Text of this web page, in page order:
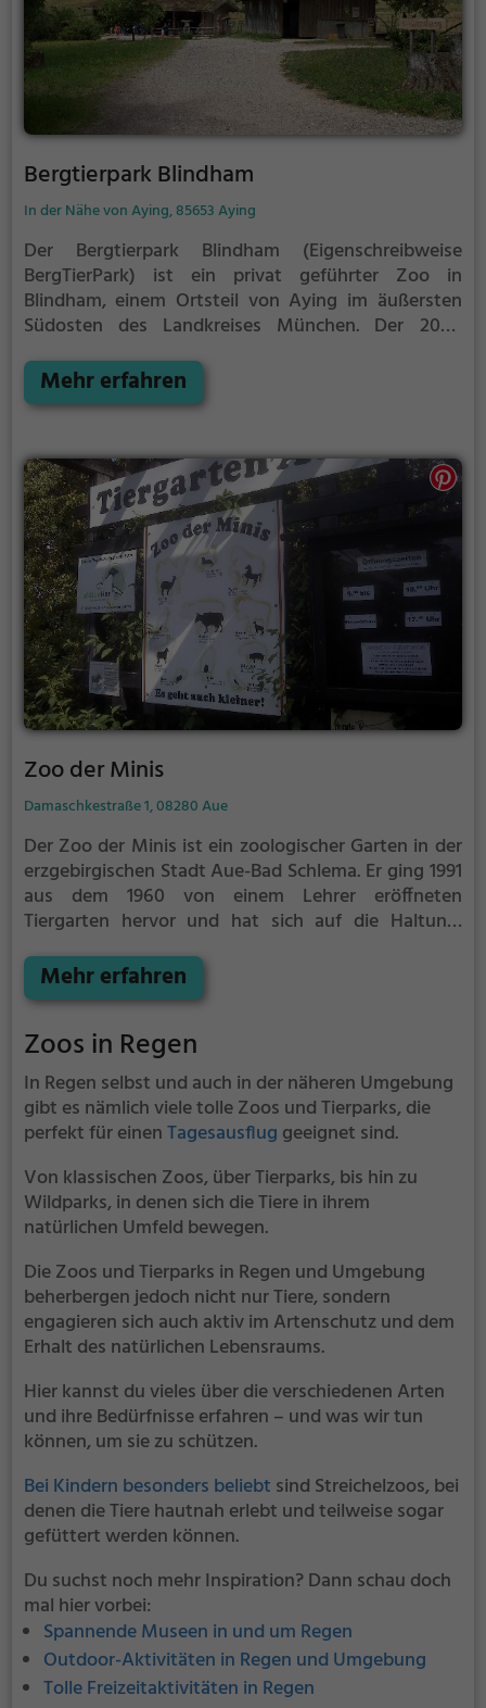
Bergtierpark Blindham
In der Nähe von Aying, 85653 Aying
Der Bergtierpark Blindham (Eigenschreibweise
BergTierPark) ist ein privat geführter Zoo in
Blindham, einem Ortsteil von Aying im äußersten
Südosten des Landkreises München. Der 2004
ehemaligen Bauernhofes und beherbergt insgesamt
rund 25 verschiedene Haus- und Wildtierarten.
eingeschleppte Arten (z. B. Streifenhörnchen, Nutria,
Waschbär) sowie seltene Haustierrassen gezeigt. Die
Tiere sind zumeist in großen, der natürlichen
Umgebung angepassten Gehegen untergebracht,
die auf einem etwa 2,2 km langen Rundweg
erkundet werden können.
Mehr erfahren
Zoo der Minis
Damaschkestraße 1, 08280 Aue
Der Zoo der Minis ist ein zoologischer Garten in der
erzgebirgischen Stadt Aue-Bad Schlema. Er ging 1991
aus dem 1960 von einem Lehrer eröffneten
Tiergarten hervor und hat sich auf die Haltung,
Tierarten spezialisiert. Die Leiterin der Einrichtung ist
die Biologin Barbara Schroller.
Mehr erfahren
Zoos in Regen
In Regen selbst und auch in der näheren Umgebung
gibt es nämlich viele tolle Zoos und Tierparks, die
perfekt für einenTagesausflug geeignet sind.
Von klassischen Zoos, über Tierparks, bis hin zu
Wildparks, in denen sich die Tiere in ihrem
natürlichen Umfeld bewegen.
Die Zoos und Tierparks in Regen und Umgebung
beherbergen jedoch nicht nur Tiere, sondern
engagieren sich auch aktiv im Artenschutz und dem
Erhalt des natürlichen Lebensraums.
Hier kannst du vieles über die verschiedenen Arten
und ihre Bedürfnisse erfahren – und was wir tun
können, um sie zu schützen.
Bei Kindern besonders beliebt sind Streichelzoos, bei
denen die Tiere hautnah erlebt und teilweise sogar
gefüttert werden können.
Du suchst noch mehr Inspiration? Dann schau doch
mal hier vorbei:
Spannende Museen in und um Regen
Outdoor-Aktivitäten in Regen und Umgebung
Tolle Freizeitaktivitäten in Regen